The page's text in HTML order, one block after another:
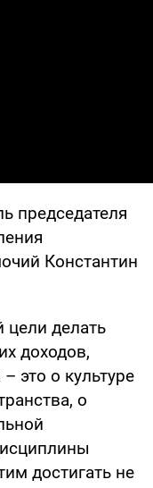
Video
председателя
Константин
цели делать
доходов,
это о культуре
о
достигать не